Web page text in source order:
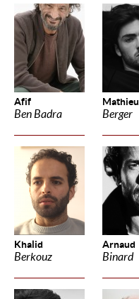
Afif
Ben Badra
Mathieu
Berger
Khalid
Berkouz
Arnaud
Binard